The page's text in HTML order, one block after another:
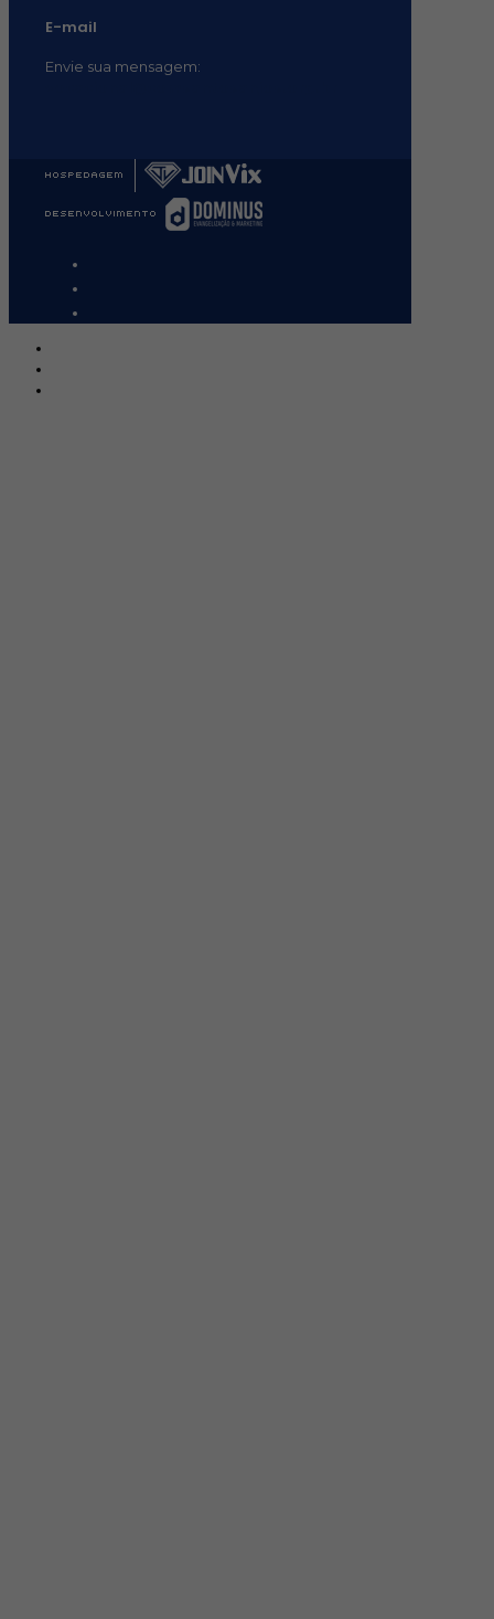
E-mail
Envie sua mensagem: